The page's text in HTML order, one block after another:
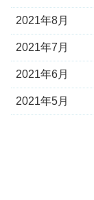
2021年8月
2021年7月
2021年6月
2021年5月